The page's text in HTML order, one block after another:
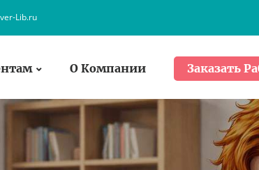
Lib.ru
О Компании Заказать